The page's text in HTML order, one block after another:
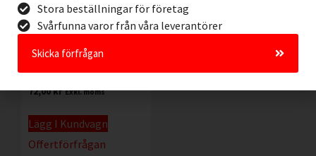
Efterlysande
Halogenfri Skylt Nöd
– Dusch
72,00kr Exkl. moms
Lägg I Kundvagn
Offertförfrågan
Stora beställningar för företag
Svårfunna varor från våra leverantörer
Skicka förfrågan